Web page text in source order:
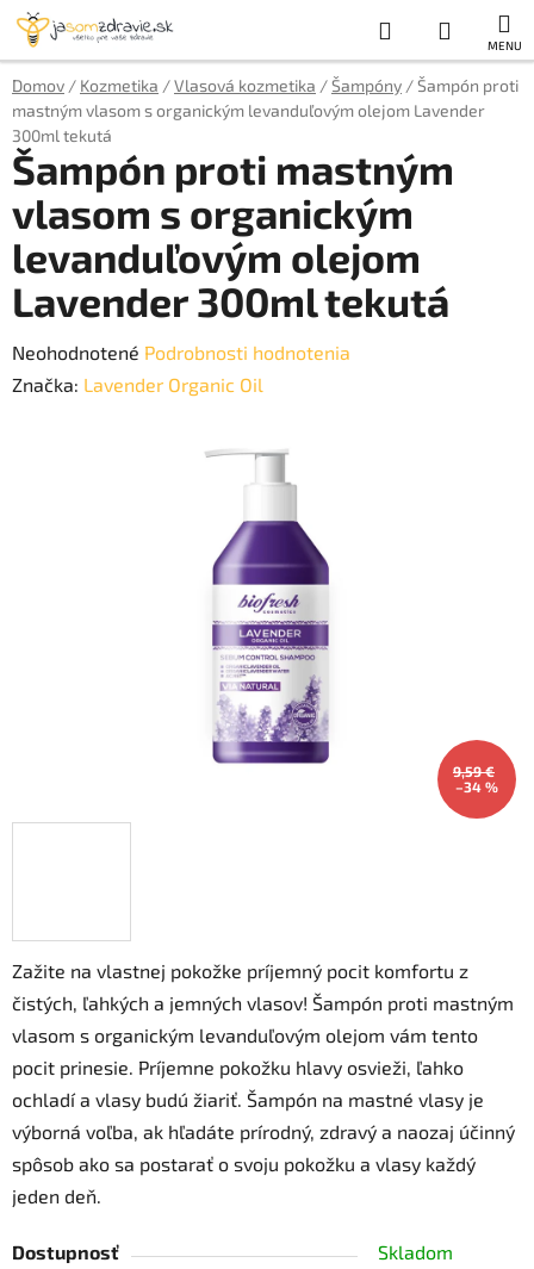
Prejsť
obsah
Hľadať
KOŠÍK
Domov / Kozmetika /Vlasová kozmetika /Šampóny /Šampón proti
mastným vlasom s organickým levanduľovým olejom Lavender
300ml tekutá
Zažite na vlastnej pokožke príjemný pocit komfortu z
čistých, ľahkých a jemných vlasov! Šampón proti mastným
vlasom s organickým levanduľovým olejom vám tento
pocit prinesie. Príjemne pokožku hlavy osvieži, ľahko
ochladí a vlasy budú žiariť. Šampón na mastné vlasy je
výborná voľba, ak hľadáte prírodný, zdravý a naozaj účinný
spôsob ako sa postarať o svoju pokožku a vlasy každý
jeden deň.
Dostupnosť
Skladom
Šampón proti mastným
vlasom s organickým
levanduľovým olejom
Lavender 300ml tekutá
Priemerné
hodnotenie
Neohodnotené Podrobnosti hodnotenia
Značka: Lavender Organic Oil
9,59 €
–34 %